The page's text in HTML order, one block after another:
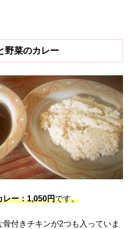
野菜のカレー
レー：1,050円です。
付きチキンが2つも入っていま